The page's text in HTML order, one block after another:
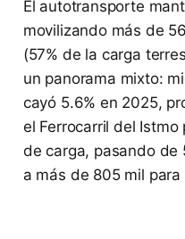
El autotransporte
movilizando más de
(57% de la carga
un panorama mixto:
cayó 5.6% en 2025,
el Ferrocarril del
de carga, pasando de
a más de 805 mil para